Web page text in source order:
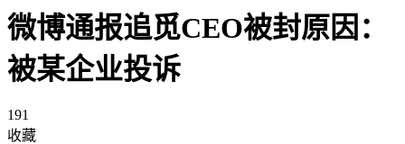
微博通报追觅CEO被封原因：
被某企业投诉
191
收藏